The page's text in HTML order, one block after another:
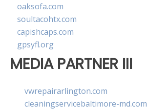
oaksofa.com
soultacohtx.com
capishcaps.com
gpsyfl.org
MEDIA PARTNER III
vwrepairarlington.com
cleaningservicebaltimore-md.com